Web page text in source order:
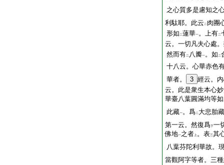
之心質多是慮知之
利駄耶。此云 二 肉團
形如 二蓮華一。上有二
云。一切凡夫心處
然而有二 八瓣一。如 二
十八云。心華赤色
華者。
3 經云。
云。此是衆生本心
華臺八葉圓滿均等如
此藏一。爲二 大悲胎
第一云。然復爲下一
佛地一之者 上 。表三其
八葉芬陀利華故。
當觀阿字等者。三